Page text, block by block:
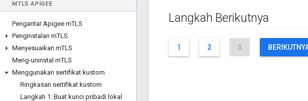
MTLS APIGEE
Pengantar Apigee mTLS
Penginstalan mTLS
Menyesuaikan mTLS
Meng-uninstal mTLS
Menggunakan sertifikat kustom
Ringkasan sertifikat kustom
Langkah 1: Buat kunci pribadi lokal
Langkah Berikutnya
1 2 3